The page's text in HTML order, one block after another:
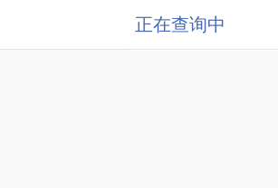
正在查询中